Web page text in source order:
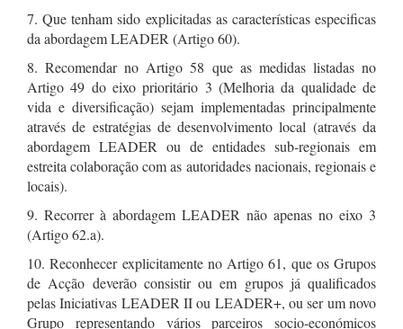
7. Que tenham sido explicitadas as características especificas
da abordagem LEADER (Artigo 60).
8. Recomendar no Artigo 58 que as medidas listadas no
Artigo 49 do eixo prioritário 3 (Melhoria da qualidade de
vida e diversificação) sejam implementadas principalmente
através de estratégias de desenvolvimento local (através da
abordagem LEADER ou de entidades sub-regionais em
estreita colaboração com as autoridades nacionais, regionais e
locais).
9. Recorrer à abordagem LEADER não apenas no eixo 3
(Artigo 62.a).
10. Reconhecer explicitamente no Artigo 61, que os Grupos
de Acção deverão consistir ou em grupos já qualificados
pelas Iniciativas LEADER II ou LEADER+, ou ser um novo
Grupo representando vários parceiros socio-económicos